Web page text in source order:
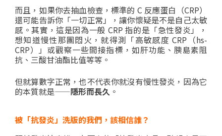
而且，如果你去抽血檢查，標準的 C 反應蛋白（CRP）
還可能告訴你「一切正常」，讓你懷疑是不是自己太敏
感。其實，這是因為一般 CRP 指的是「急性發炎」，
想知道慢性那團悶火，就得測「高敏感度 CRP（hs-
CRP）」或觀察一些間接指標，如肝功能、胰島素阻
抗、三酸甘油酯比值等等。
但就算數字正常，也不代表你就沒有慢性發炎，因為它
的本質就是——隱形而長久 。
被「抗發炎」洗版的我們，該相信誰？